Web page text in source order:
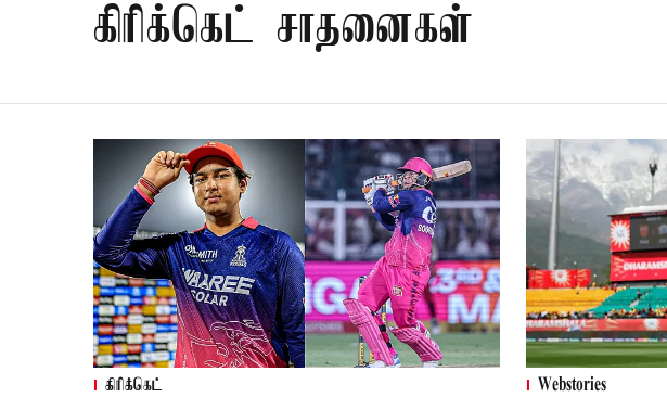
கிரிக்கெட் சாதனைகள்
கிரிக்கெட் Webstories